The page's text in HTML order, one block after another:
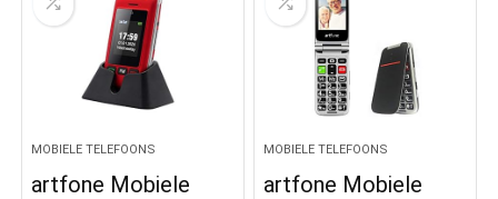
MOBIELE TELEFOONS
artfone Mobiele
MOBIELE TELEFOONS
artfone Mobiele